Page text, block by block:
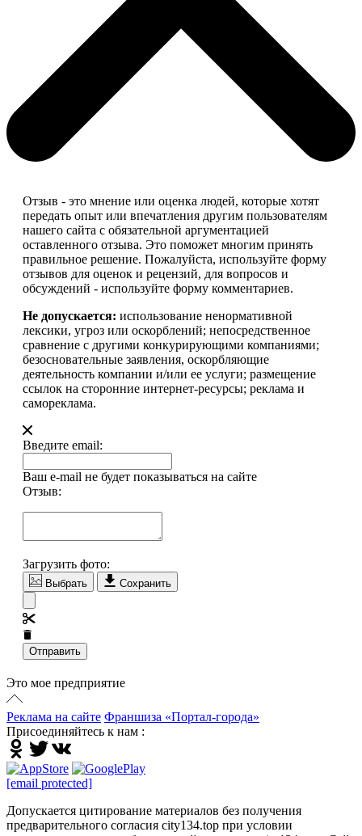
Отзыв - это мнение или оценка людей, которые хотят
передать опыт или впечатления другим пользователям
нашего сайта с обязательной аргументацией
оставленного отзыва. Это поможет многим принять
правильное решение. Пожалуйста, используйте форму
отзывов для оценок и рецензий, для вопросов и
обсуждений - используйте форму комментариев.
Не допускается: использование ненормативной
лексики, угроз или оскорблений; непосредственное
сравнение с другими конкурирующими компаниями;
безосновательные заявления, оскорбляющие
деятельность компании и/или ее услуги; размещение
ссылок на сторонние интернет-ресурсы; реклама и
самореклама.
Введите email:
Ваш e-mail не будет показываться на сайте
Отзыв:
Загрузить фото:
Выбрать Сохранить
Отправить
Это мое предприятие
Реклама на сайте Франшиза «Портал-города»
Присоединяйтесь к нам :
[email protected]
Допускается цитирование материалов без получения
предварительного согласия city134.top при условии